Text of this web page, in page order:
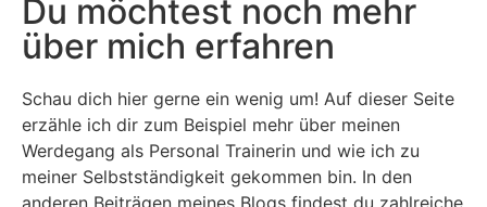
Du möchtest noch mehr
über mich erfahren
Schau dich hier gerne ein wenig um! Auf dieser Seite
erzähle ich dir zum Beispiel mehr über meinen
Werdegang als Personal Trainerin und wie ich zu
meiner Selbstständigkeit gekommen bin. In den
anderen Beiträgen meines Blogs findest du zahlreiche